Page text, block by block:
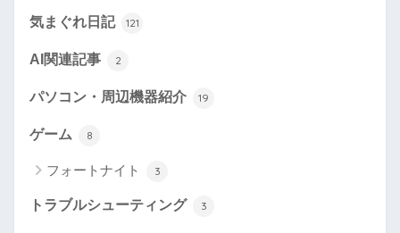
気まぐれ日記 121
AI関連記事 2
パソコン・周辺機器紹介 19
ゲーム 8
フォートナイト 3
トラブルシューティング 3